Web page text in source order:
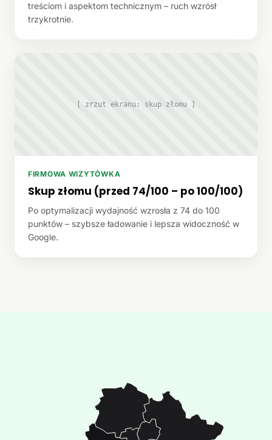
treściom i aspektom technicznym – ruch wzrósł
trzykrotnie.
[ zrzut ekranu: skup złomu ]
FIRMOWA WIZYTÓWKA
Skup złomu (przed 74/100 – po 100/100)
Po optymalizacji wydajność wzrosła z 74 do 100
punktów – szybsze ładowanie i lepsza widoczność w
Google.